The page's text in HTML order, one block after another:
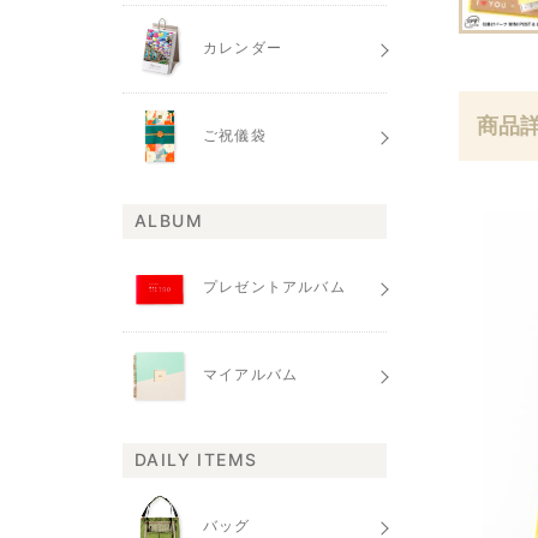
商品
カレンダー
ご祝儀袋
ALBUM
プレゼントアルバム
マイアルバム
DAILY ITEMS
バッグ